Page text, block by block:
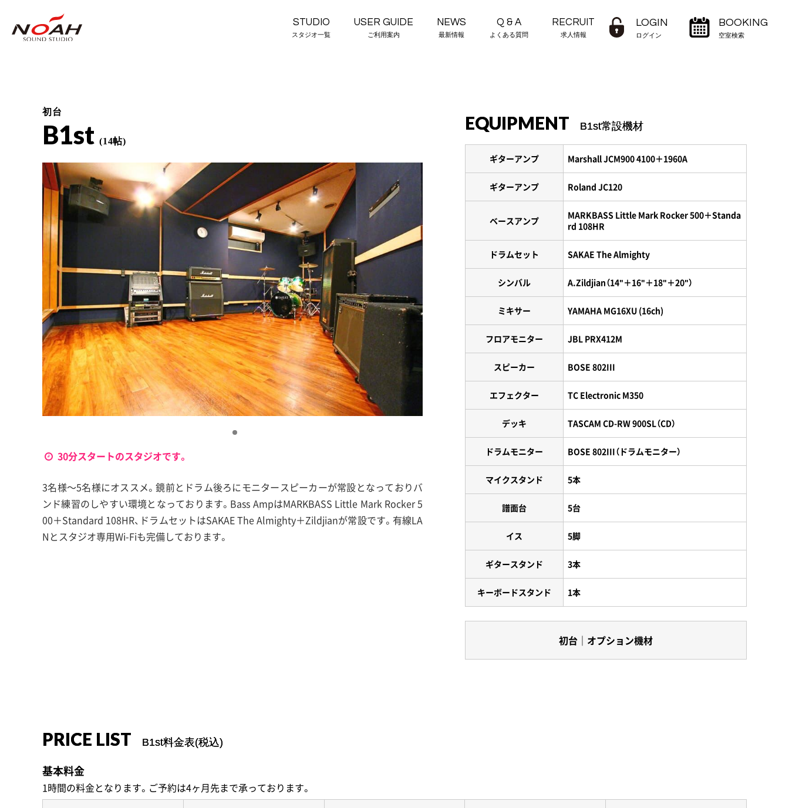
STUDIO
スタジオ一覧
USER GUIDE
ご利用案内
NEWS
最新情報
Q & A
よくある質問
RECRUIT
求人情報
LOGIN
ログイン
BOOKING
空室検索
初台
B1st (14帖)
30分スタートのスタジオです。
3名様〜5名様にオススメ。鏡前とドラム後ろにモニタースピーカーが常設となっておりバ
ンド練習のしやすい環境となっております。Bass AmpはMARKBASS Little Mark Rocker 5
00＋Standard 108HR、ドラムセットはSAKAE The Almighty＋Zildjianが常設です。有線LA
Nとスタジオ専用Wi-Fiも完備しております。
EQUIPMENT B1st常設機材
ギターアンプ Marshall JCM900 4100＋1960A
ギターアンプ Roland JC120
ベースアンプ
MARKBASS Little Mark Rocker 500＋Standa
rd 108HR
ドラムセット SAKAE The Almighty
シンバル A.Zildjian（14"＋16"＋18"＋20"）
ミキサー YAMAHA MG16XU (16ch)
フロアモニター JBL PRX412M
スピーカー BOSE 802III
エフェクター TC Electronic M350
デッキ TASCAM CD-RW 900SL（CD）
ドラムモニター BOSE 802III（ドラムモニター）
マイクスタンド 5本
譜面台 5台
イス 5脚
ギタースタンド 3本
キーボードスタンド 1本
初台｜オプション機材
PRICE LIST B1st料金表(税込)
基本料金
1時間の料金となります。ご予約は4ヶ月先まで承っております。